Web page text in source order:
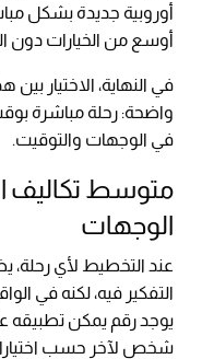
أوروبية جديدة بشكل
أوسع من الخيارات دون
في النهاية، الاختيار
واضحة: رحلة مباشرة
في الوجهات والتوقيت.
متوسط تكاليف
الوجهات
عند التخطيط لأي رحلة،
التفكير فيه، لكنه في
يوجد رقم يمكن تطبيقه
شخص لآخر حسب